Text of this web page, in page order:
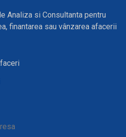
Analiza si Consultanta pentru
finantarea sau vânzarea afacerii